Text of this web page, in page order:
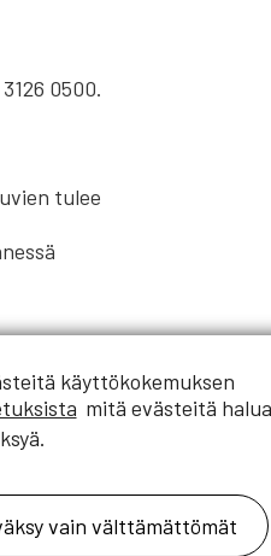
0500.
tulee
ja
käyttökokemuksen
mitä evästeitä
vain välttämättömät